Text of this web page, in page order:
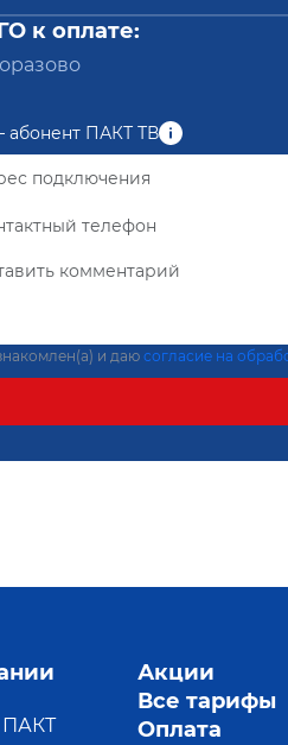
к оплате:
абонент ПАКТ ТВ
и даю согласие на
ПАКТ
Акции
Все тарифы
Оплата